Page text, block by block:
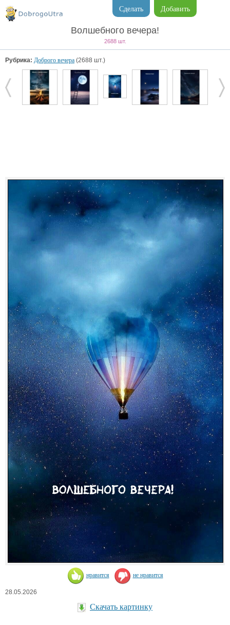
Добавить
Сделать
Волшебного вечера!
2688 шт.
Рубрика: Доброго вечера (2688 шт.)
нравится не нравится
28.05.2026
Скачать картинку